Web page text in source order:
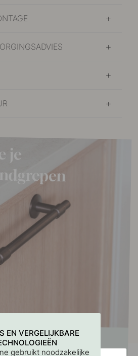
EN VERGELIJKBARE
gebruikt noodzakelijke